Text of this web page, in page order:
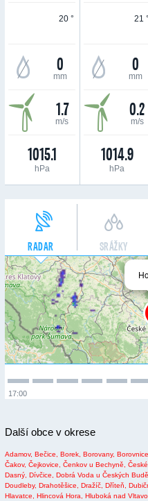
20 °
0
mm
1.7
m/s
1015.1
hPa
21 °
0
mm
0.2
m/s
1014.9
hPa
RADAR SRÁŽKY
17:00
Další obce v okrese
Adamov, Bečice, Borek, Borovany, Borovnice,
Čakov, Čejkovice, Čenkov u Bechyně,
Dasný, Dívčice, Dobrá Voda u Českých
Doudleby, Drahotěšice, Dražíč, Dříteň,
Hlavatce,
Hlincová Hora, Hluboká nad